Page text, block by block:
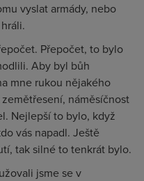
vyslat armády, nebo
Přepočet, to bylo
Aby byl bůh
mne rukou nějakého
náměsíčnost
Nejlepší to bylo, když
vás napadl. Ještě
tak silné to tenkrát bylo.
jsme se v